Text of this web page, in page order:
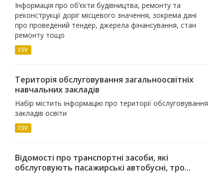
Інформація про об’єкти будівництва, ремонту та
реконструкції доріг місцевого значення, зокрема дані
про проведений тендер, джерела фінансування, стан
ремонту тощо
CSV
Територія обслуговування загальноосвітніх
навчальних закладів
Набір містить інформацію про території обслуговування
закладів освіти
CSV
Відомості про транспортні засоби, які
обслуговують пасажирські автобусні, тро...